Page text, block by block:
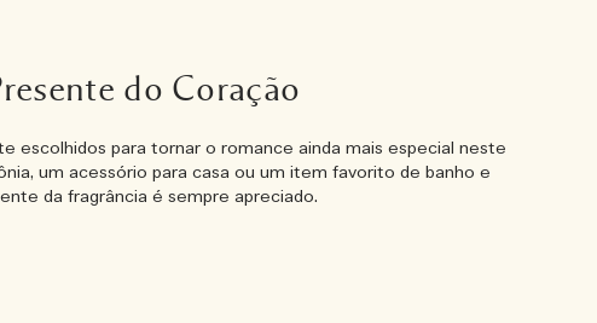
do Coração
escolhidos para tornar o romance ainda mais especial neste
um acessório para casa ou um item favorito de banho e
da fragrância é sempre apreciado.